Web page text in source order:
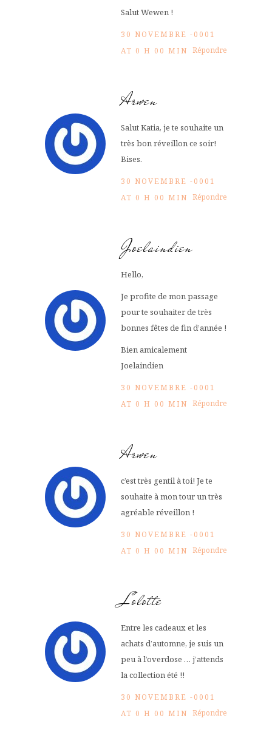
Salut Wewen !
30 NOVEMBRE -0001
AT 0 H 00 MIN Répondre
Arwen
Salut Katia, je te souhaite un
très bon réveillon ce soir!
Bises.
30 NOVEMBRE -0001
AT 0 H 00 MIN Répondre
Joelaindien
Hello,
Je profite de mon passage
pour te souhaiter de très
bonnes fêtes de fin d’année !
Bien amicalement
Joelaindien
30 NOVEMBRE -0001
AT 0 H 00 MIN Répondre
Arwen
c’est très gentil à toi! Je te
souhaite à mon tour un très
agréable réveillon !
30 NOVEMBRE -0001
AT 0 H 00 MIN Répondre
Lolotte
Entre les cadeaux et les
achats d’automne, je suis un
peu à l’overdose … j’attends
la collection été !!
30 NOVEMBRE -0001
AT 0 H 00 MIN Répondre